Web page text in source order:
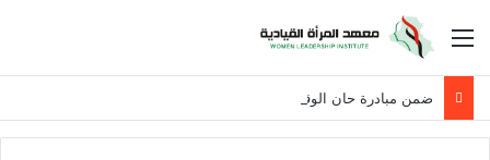
القائمة
ضمن مبادرة حان الوقت لنساء العراق